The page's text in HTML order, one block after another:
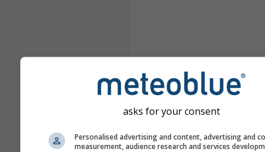
asks for your consent
Personalised advertising and content, advertising and
measurement, audience research and services